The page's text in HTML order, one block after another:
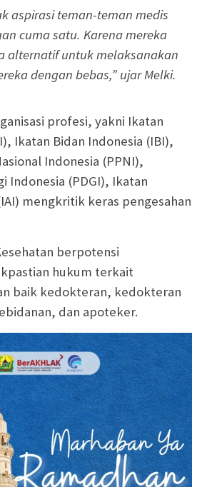
aspirasi teman-teman medis
cuma satu. Karena mereka
alternatif untuk melaksanakan
dengan bebas,” ujar Melki.
profesi, yakni Ikatan
Ikatan Bidan Indonesia (IBI),
Indonesia (PPNI),
Indonesia (PDGI), Ikatan
mengkritik keras pengesahan
berpotensi
hukum terkait
baik kedokteran, kedokteran
dan apoteker.